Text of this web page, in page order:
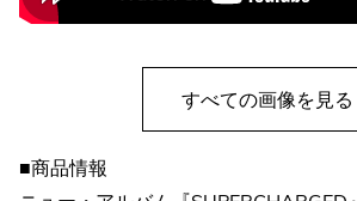
すべての画像を見る
■商品情報